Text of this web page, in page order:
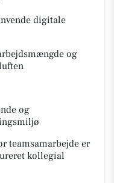
digitale
og
og
er
kollegial